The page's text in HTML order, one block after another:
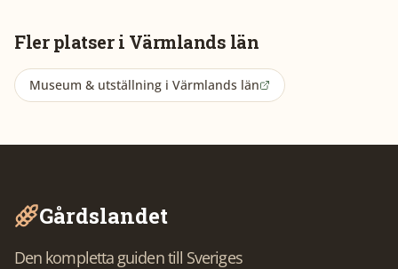
Fler platser i Värmlands län
Museum & utställning i Värmlands län
Gårdslandet
Den kompletta guiden till Sveriges